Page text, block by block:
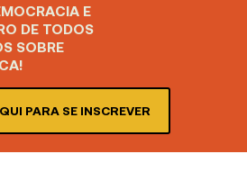
E
DE TODOS
SOBRE
PARA SE INSCREVER